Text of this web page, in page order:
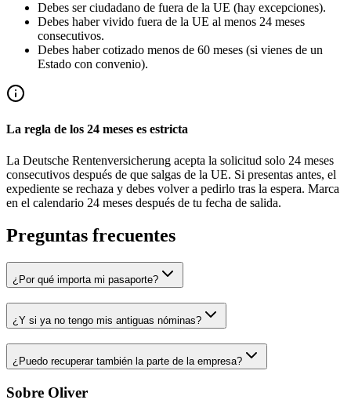
Debes ser ciudadano de fuera de la UE (hay excepciones).
Debes haber vivido fuera de la UE al menos 24 meses
consecutivos.
Debes haber cotizado menos de 60 meses (si vienes de un
Estado con convenio).
La regla de los 24 meses es estricta
La Deutsche Rentenversicherung acepta la solicitud solo 24 meses
consecutivos después de que salgas de la UE. Si presentas antes, el
expediente se rechaza y debes volver a pedirlo tras la espera. Marca
en el calendario 24 meses después de tu fecha de salida.
Preguntas frecuentes
¿Por qué importa mi pasaporte?
¿Y si ya no tengo mis antiguas nóminas?
¿Puedo recuperar también la parte de la empresa?
Sobre Oliver